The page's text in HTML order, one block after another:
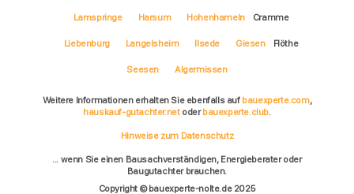
Lamspringe Harsum Hohenhameln Cramme
Liebenburg Langelsheim Ilsede Giesen Flöthe
Seesen Algermissen
Weitere Informationen erhalten Sie ebenfalls auf bauexperte.com,
hauskauf-gutachter.netoderbauexperte.club.
Hinweise zum Datenschutz
... wenn Sie einen Bausachverständigen, Energieberater oder
Baugutachter brauchen.
Copyright © bauexperte-nolte.de 2025